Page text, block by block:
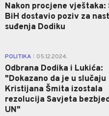
Nakon procjene vještaka:
BiH dostavio poziv za
suđenja Dodiku
POLITIKA 05.12.2024.
Odbrana Dodika i Lukića:
"Dokazano da je u slučaju
Kristijana Šmita izostala
rezolucija Savjeta
UN"